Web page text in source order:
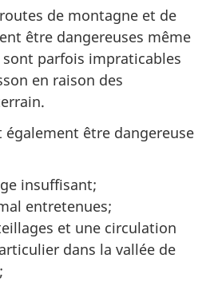
de montagne et de
être dangereuses même
parfois impraticables
en raison des
également être dangereuse
insuffisant;
entretenues;
et une circulation
dans la vallée de